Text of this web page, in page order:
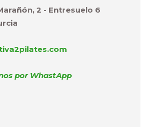
2 - Entresuelo 6
por WhastApp